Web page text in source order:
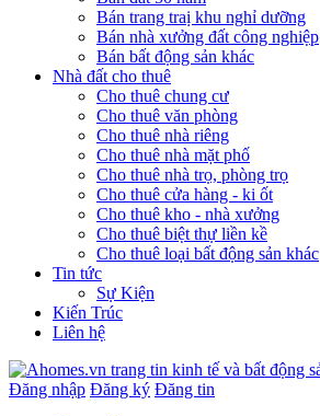
Bán trang traị khu nghỉ dưỡng
Bán nhà xưởng đất công nghiệp
Bán bất động sản khác
Nhà đất cho thuê
Cho thuê chung cư
Cho thuê văn phòng
Cho thuê nhà riêng
Cho thuê nhà mặt phố
Cho thuê nhà trọ, phòng trọ
Cho thuê cửa hàng - ki ốt
Cho thuê kho - nhà xưởng
Cho thuê biệt thự liền kề
Cho thuê loại bất động sản khác
Tin tức
Sự Kiện
Kiến Trúc
Liên hệ
Đăng nhập Đăng ký Đăng tin